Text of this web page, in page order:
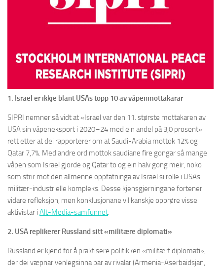
1. Israel er ikkje blant USAs topp 10 av våpenmottakarar
SIPRI nemner så vidt at «Israel var den 11. største mottakaren av
USA sin våpeneksport i 2020–24 med ein andel på 3,0 prosent»
rett etter at dei rapporterer om at Saudi-Arabia mottok 12% og
Qatar 7,7%. Med andre ord mottok saudiane fire gongar så mange
våpen som Israel gjorde og Qatar to og ein halv gong meir, noko
som strir mot den allmenne oppfatninga av Israel si rolle i USAs
militær-industrielle kompleks. Desse kjensgjerningane fortener
vidare refleksjon, men konklusjonane vil kanskje opprøre visse
aktivistar i Alt-Media-samfunnet.
2. USA replikerer Russland sitt «militære diplomati»
Russland er kjend for å praktisere politikken «militært diplomati»,
der dei væpnar venlegsinna par av rivalar (Armenia-Aserbaidsjan,